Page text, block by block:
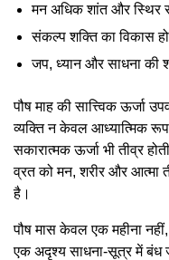
मन अधिक शांत और स्थिर
संकल्प शक्ति का विकास
जप, ध्यान और साधना की
पौष माह की सात्त्विक ऊर्जा
व्यक्ति न केवल आध्यात्मिक
सकारात्मक ऊर्जा भी तीव्र
व्रत को मन, शरीर और आत्मा
है।
पौष मास केवल एक महीना
एक अदृश्य साधना-सूत्र में बंध